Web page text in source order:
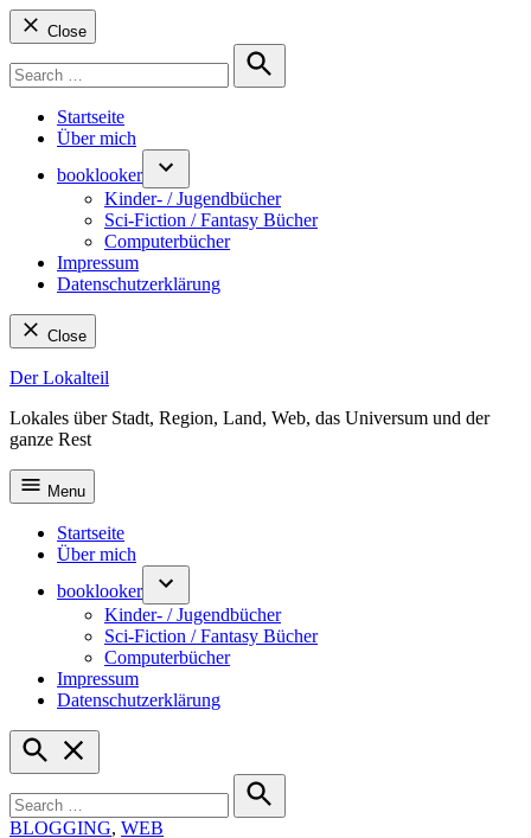
Close
for:
Search
Startseite
Über mich
booklooker
Kinder- / Jugendbücher
Sci-Fiction / Fantasy Bücher
Computerbücher
Impressum
Datenschutzerklärung
Close
Skip
content
Der Lokalteil
Lokales über Stadt, Region, Land, Web, das Universum und der
ganze Rest
Menu
Startseite
Über mich
booklooker
Kinder- / Jugendbücher
Sci-Fiction / Fantasy Bücher
Computerbücher
Impressum
Datenschutzerklärung
Open
Search
for:
Search
POSTED
BLOGGING, WEB